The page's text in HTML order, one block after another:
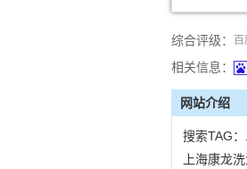
综合评级： 百
相关信息：
网站介绍
搜索TAG：
上海康龙